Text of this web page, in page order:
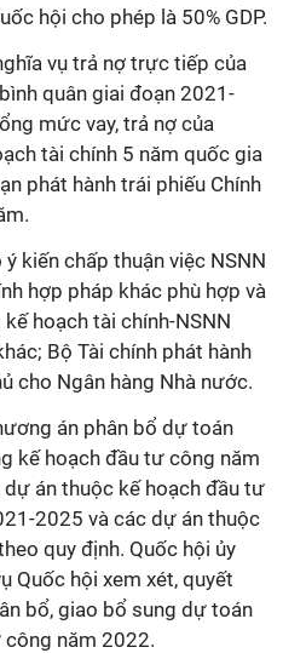
hội cho phép là 50% GDP.
vụ trả nợ trực tiếp của
quân giai đoạn 2021-
mức vay, trả nợ của
tài chính 5 năm quốc gia
phát hành trái phiếu Chính
kiến chấp thuận việc NSNN
hợp pháp khác phù hợp và
hoạch tài chính-NSNN
Bộ Tài chính phát hành
cho Ngân hàng Nhà nước.
án phân bổ dự toán
kế hoạch đầu tư công năm
án thuộc kế hoạch đầu tư
2025 và các dự án thuộc
quy định. Quốc hội ủy
Quốc hội xem xét, quyết
bổ, giao bổ sung dự toán
năm 2022.